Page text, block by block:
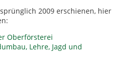
2009 erschienen, hier
Oberförsterei
Lehre, Jagd und